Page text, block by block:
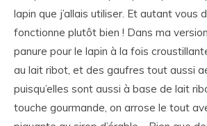
lapin que j’allais utiliser. Et autant vous
fonctionne plutôt bien ! Dans ma
panure pour le lapin à la fois
au lait ribot, et des gaufres tout aussi
puisqu’elles sont aussi à base de lait
touche gourmande, on arrose le tout